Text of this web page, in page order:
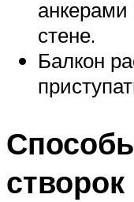
анкерами
стене.
Балкон
створок